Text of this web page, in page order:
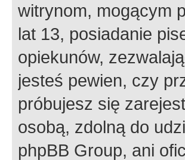
witrynom, mogącym
lat 13, posiadanie
opiekunów,
jesteś pewien, czy
próbujesz się
osobą, zdolną do
phpBB Group, ani